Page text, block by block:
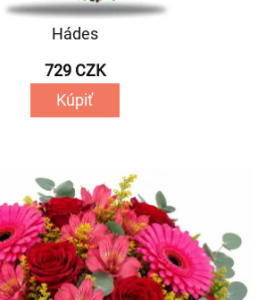
Hádes
729 CZK
Kúpiť